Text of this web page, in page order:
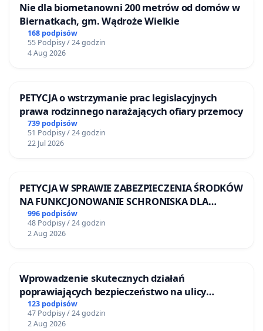
Nie dla biometanowni 200 metrów od domów w
Biernatkach, gm. Wądroże Wielkie
168 podpisów
55 Podpisy / 24 godzin
4 Aug 2026
PETYCJA o wstrzymanie prac legislacyjnych
prawa rodzinnego narażających ofiary przemocy
739 podpisów
51 Podpisy / 24 godzin
22 Jul 2026
PETYCJA W SPRAWIE ZABEZPIECZENIA ŚRODKÓW
NA FUNKCJONOWANIE SCHRONISKA DLA
BEZDOMNYCH ZWIERZĄT W SKARYSZEWIE
996 podpisów
48 Podpisy / 24 godzin
2 Aug 2026
Wprowadzenie skutecznych działań
poprawiających bezpieczeństwo na ulicy
Żeromskiego w Otwocku
123 podpisów
47 Podpisy / 24 godzin
2 Aug 2026